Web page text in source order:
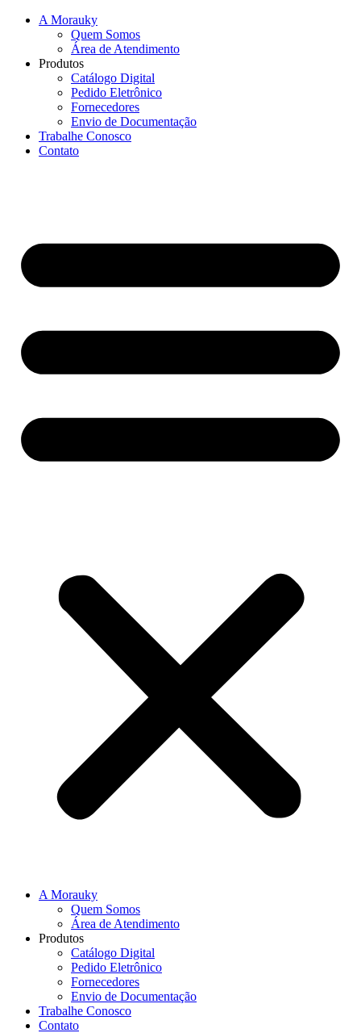
A Morauky
Quem Somos
Área de Atendimento
Produtos
Catálogo Digital
Pedido Eletrônico
Fornecedores
Envio de Documentação
Trabalhe Conosco
Contato
A Morauky
Quem Somos
Área de Atendimento
Produtos
Catálogo Digital
Pedido Eletrônico
Fornecedores
Envio de Documentação
Trabalhe Conosco
Contato